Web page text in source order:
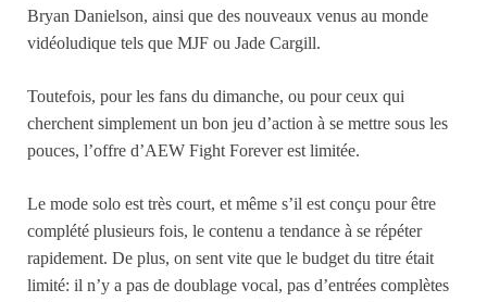
Bryan Danielson, ainsi que des nouveaux venus au monde
vidéoludique tels que MJF ou Jade Cargill.
Toutefois, pour les fans du dimanche, ou pour ceux qui
cherchent simplement un bon jeu d’action à se mettre sous les
pouces, l’offre d’AEW Fight Forever est limitée.
Le mode solo est très court, et même s’il est conçu pour être
complété plusieurs fois, le contenu a tendance à se répéter
rapidement. De plus, on sent vite que le budget du titre était
limité: il n’y a pas de doublage vocal, pas d’entrées complètes